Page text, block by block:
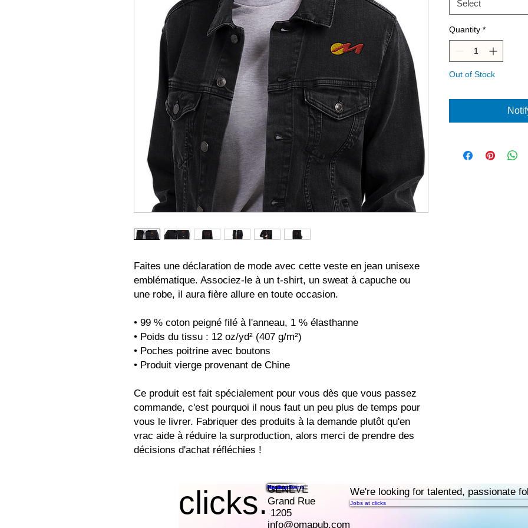
Faites une déclaration de mode avec cette veste en jean unisexe
emblématique. Associez-le à un t-shirt, un sweat à capuche ou
une robe, il aura fière allure en toute occasion.
• 99 % coton peigné filé à l'anneau, 1 % élasthanne
• Poids du tissu : 12 oz/yd² (407 g/m²)
• Poches poitrine avec boutons
• Produit vierge provenant de Chine
Ce produit est fait spécialement pour vous dès que vous passez
commande, c'est pourquoi il nous faut un peu plus de temps pour
vous le livrer. Fabriquer des produits à la demande plutôt qu'en
vrac aide à réduire la surproduction, alors merci de prendre des
décisions d'achat réfléchies !
Select
Quantity *
Out of Stock
clicks.Features
Pricing
Resources
Contact
Book a Demo
GENEVE
Grand Rue
1205
info@omapub.com
We're looking for talented, passionate
Jobs at clicks